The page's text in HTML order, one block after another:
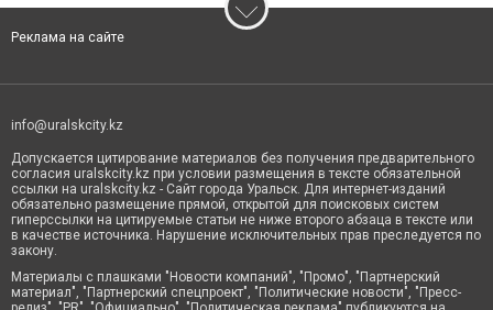
Реклама на сайте
info@uralskcity.kz
Допускается цитирование материалов без получения предварительного
согласия uralskcity.kz при условии размещения в тексте обязательной
ссылки на uralskcity.kz - Сайт города Уральск. Для интернет-изданий
обязательно размещение прямой, открытой для поисковых систем
гиперссылки на цитируемые статьи не ниже второго абзаца в тексте или
в качестве источника. Нарушение исключительных прав преследуется по
закону.
Материалы с плашками "Новости компаний", "Промо", "Партнерский
материал", "Партнерский спецпроект", "Политические новости", "Пресс-